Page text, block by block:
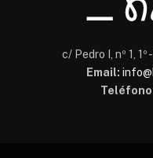
c/ Pedro I, nº 1,
Email: